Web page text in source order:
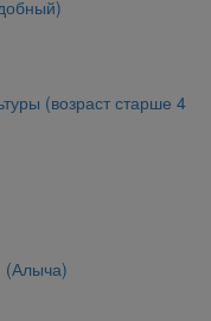
(возраст старше 4
(Алыча)